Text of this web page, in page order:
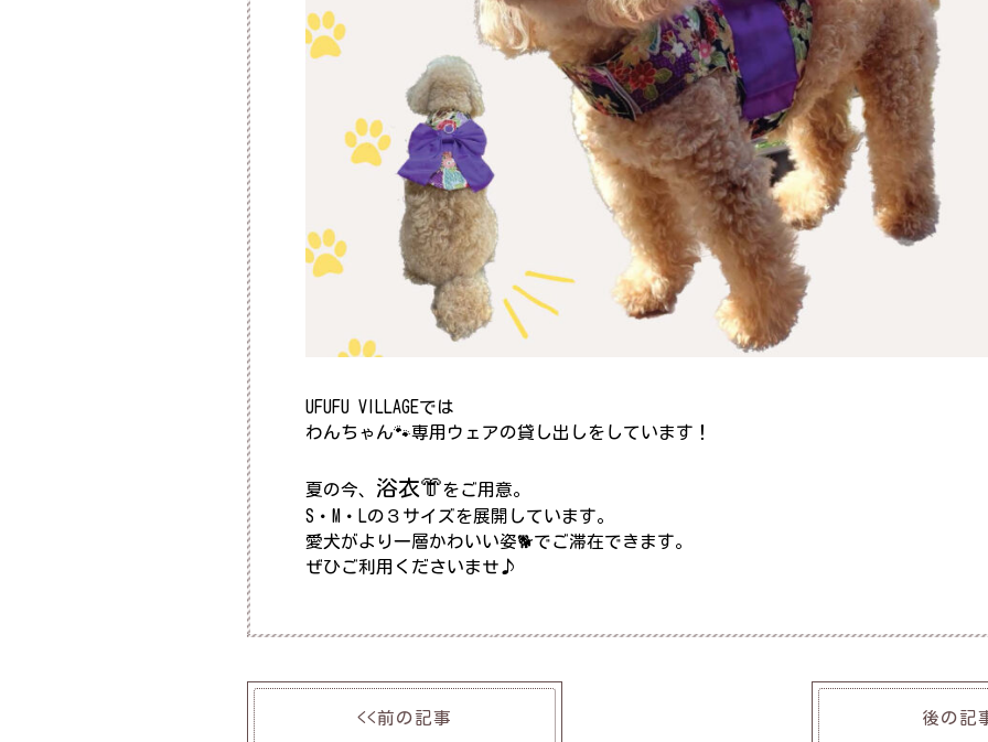
UFUFU VILLAGEでは
わんちゃん🐾専用ウェアの貸し出しをしています！
夏の今、 浴衣👘をご用意。
S・M・Lの３サイズを展開しています。
愛犬がより一層かわいい姿🐕でご滞在できます。
ぜひご利用くださいませ♪
<<前の記事 後の記